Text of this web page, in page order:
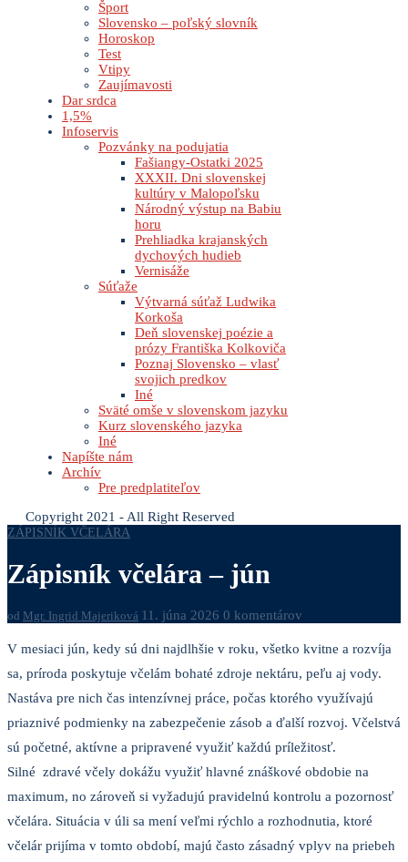
Šport
Slovensko – poľský slovník
Horoskop
Test
Vtipy
Zaujímavosti
Dar srdca
1,5%
Infoservis
Pozvánky na podujatia
Fašiangy-Ostatki 2025
XXXII. Dni slovenskej
kultúry v Malopoľsku
Národný výstup na Babiu
horu
Prehliadka krajanských
dychových hudieb
Vernisáže
Súťaže
Výtvarná súťaž Ludwika
Korkoša
Deň slovenskej poézie a
prózy Františka Kolkoviča
Poznaj Slovensko – vlasť
svojich predkov
Iné
Sväté omše v slovenskom jazyku
Kurz slovenského jazyka
Iné
Napíšte nám
Archív
Pre predplatiteľov
Copyright 2021 - All Right Reserved
ZÁPISNÍK VČELÁRA
Zápisník včelára – jún
od Mgr. Ingrid Majeriková 11. júna 2026 0 komentárov
V mesiaci jún, kedy sú dni najdlhšie v roku, všetko kvitne a rozvíja
sa, príroda poskytuje včelám bohaté zdroje nektáru, peľu aj vody.
Nastáva pre nich čas intenzívnej práce, počas ktorého využívajú
priaznivé podmienky na zabezpečenie zásob a ďalší rozvoj. Včelstvá
sú početné, aktívne a pripravené využiť každú príležitosť.
Silné zdravé včely dokážu využiť hlavné znáškové obdobie na
maximum, no zároveň si vyžadujú pravidelnú kontrolu a pozornosť
včelára. Situácia v úli sa mení veľmi rýchlo a rozhodnutia, ktoré
včelár prijíma v tomto období, majú často zásadný vplyv na priebeh